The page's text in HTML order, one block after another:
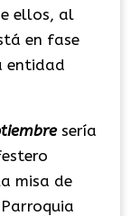
ellos, al
en fase
entidad
sería
misa de